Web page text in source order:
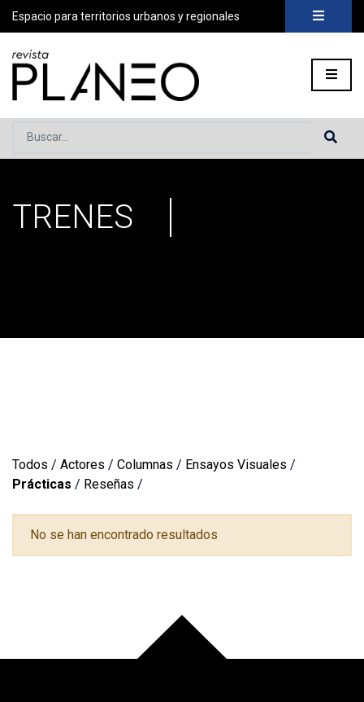
Espacio para territorios urbanos y regionales
Buscar...
Portada »trenes
TRENES
Todos / Actores / Columnas / Ensayos Visuales /
Prácticas / Reseñas /
No se han encontrado resultados